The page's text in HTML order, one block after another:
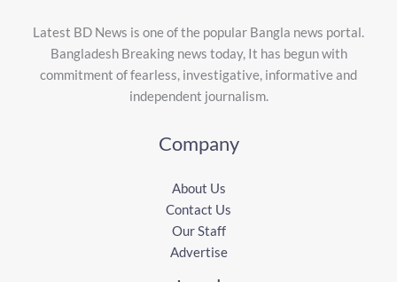
Latest BD News is one of the popular Bangla news portal.
Bangladesh Breaking news today, It has begun with
commitment of fearless, investigative, informative and
independent journalism.
Company
About Us
Contact Us
Our Staff
Advertise